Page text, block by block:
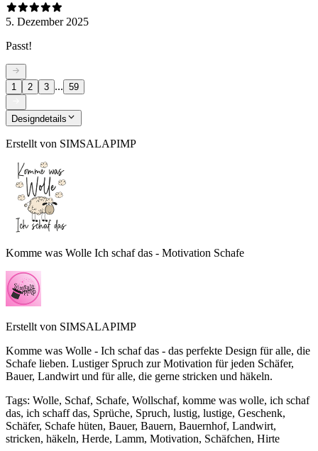
5. Dezember 2025
Passt!
1 2 3 ... 59
Designdetails
Erstellt von SIMSALAPIMP
Komme was Wolle Ich schaf das - Motivation Schafe
Erstellt von SIMSALAPIMP
Komme was Wolle - Ich schaf das - das perfekte Design für alle, die
Schafe lieben. Lustiger Spruch zur Motivation für jeden Schäfer,
Bauer, Landwirt und für alle, die gerne stricken und häkeln.
Tags: Wolle, Schaf, Schafe, Wollschaf, komme was wolle, ich schaf
das, ich schaff das, Sprüche, Spruch, lustig, lustige, Geschenk,
Schäfer, Schafe hüten, Bauer, Bauern, Bauernhof, Landwirt,
stricken, häkeln, Herde, Lamm, Motivation, Schäfchen, Hirte